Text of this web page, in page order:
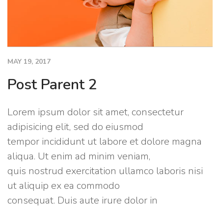
MAY 19, 2017
Post
2
Post Parent 2
Lorem
ipsum
dolor
sit
amet,
consectetur
adipisicing
Lorem ipsum dolor sit amet, consectetur
adipisicing elit, sed do eiusmod
tempor incididunt ut labore et dolore magna
aliqua. Ut enim ad minim veniam,
quis nostrud exercitation ullamco laboris nisi
ut aliquip ex ea commodo
consequat. Duis aute irure dolor in